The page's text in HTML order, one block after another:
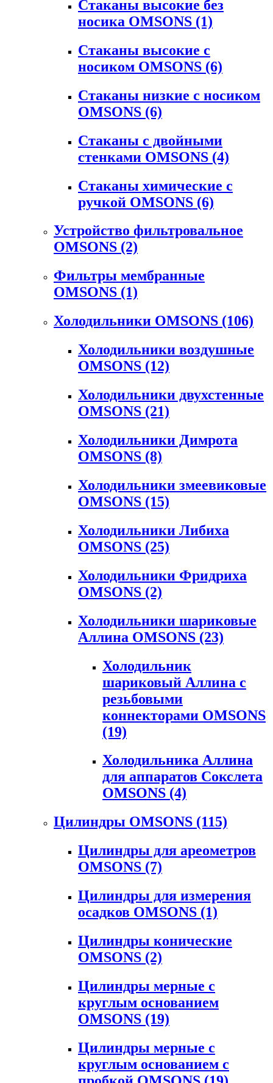
Стаканы высокие без
носика OMSONS (1)
Стаканы высокие с
носиком OMSONS (6)
Стаканы низкие с носиком
OMSONS (6)
Стаканы с двойными
стенками OMSONS (4)
Стаканы химические с
ручкой OMSONS (6)
Устройство фильтровальное
OMSONS (2)
Фильтры мембранные
OMSONS (1)
Холодильники OMSONS (106)
Холодильники воздушные
OMSONS (12)
Холодильники двухстенные
OMSONS (21)
Холодильники Димрота
OMSONS (8)
Холодильники змеевиковые
OMSONS (15)
Холодильники Либиха
OMSONS (25)
Холодильники Фридриха
OMSONS (2)
Холодильники шариковые
Аллина OMSONS (23)
Холодильник
шариковый Аллина с
резьбовыми
коннекторами OMSONS
(19)
Холодильника Аллина
для аппаратов Сокслета
OMSONS (4)
Цилиндры OMSONS (115)
Цилиндры для ареометров
OMSONS (7)
Цилиндры для измерения
осадков OMSONS (1)
Цилиндры конические
OMSONS (2)
Цилиндры мерные с
круглым основанием
OMSONS (19)
Цилиндры мерные с
круглым основанием с